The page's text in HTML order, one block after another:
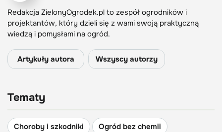
Redakcja ZielonyOgrodek.pl to zespół ogrodników i
projektantów, który dzieli się z wami swoją praktyczną
wiedzą i pomysłami na ogród.
Artykuły autora Wszyscy autorzy
Tematy
Choroby i szkodniki
Ogród bez chemii